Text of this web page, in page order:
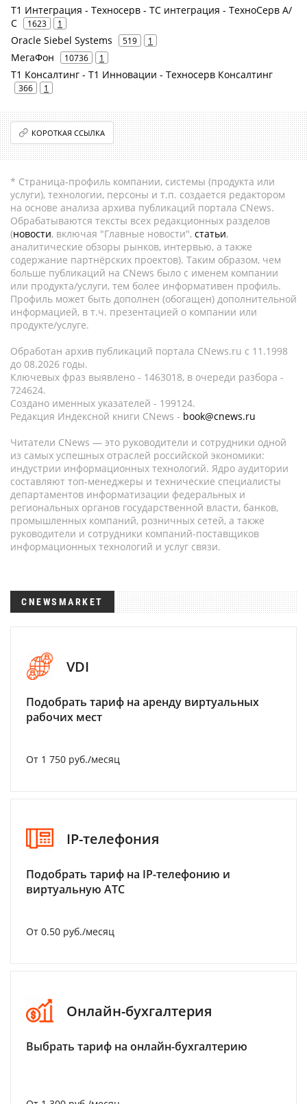
Т1 Интеграция - Техносерв - ТС интеграция - ТехноСерв А/
С
1623 1
Oracle Siebel Systems 519 1
МегаФон 10736 1
Т1 Консалтинг - Т1 Инновации - Техносерв Консалтинг
366 1
КОРОТКАЯ ССЫЛКА
* Страница-профиль компании, системы (продукта или
услуги), технологии, персоны и т.п. создается редактором
на основе анализа архива публикаций портала CNews.
Обрабатываются тексты всех редакционных разделов
(новости, включая "Главные новости", статьи,
аналитические обзоры рынков, интервью, а также
содержание партнёрских проектов). Таким образом, чем
больше публикаций на CNews было с именем компании
или продукта/услуги, тем более информативен профиль.
Профиль может быть дополнен (обогащен) дополнительной
информацией, в т.ч. презентацией о компании или
продукте/услуге.
Обработан архив публикаций портала CNews.ru c 11.1998
до 08.2026 годы.
Ключевых фраз выявлено - 1463018, в очереди разбора -
724624.
Создано именных указателей - 199124.
Редакция Индексной книги CNews - book@cnews.ru
Читатели CNews — это руководители и сотрудники одной
из самых успешных отраслей российской экономики:
индустрии информационных технологий. Ядро аудитории
составляют топ-менеджеры и технические специалисты
департаментов информатизации федеральных и
региональных органов государственной власти, банков,
промышленных компаний, розничных сетей, а также
руководители и сотрудники компаний-поставщиков
информационных технологий и услуг связи.
CNEWSMARKET
VDI
Подобрать тариф на аренду виртуальных
рабочих мест
От 1 750 руб./месяц
IP-телефония
Подобрать тариф на IP-телефонию и
виртуальную АТС
От 0.50 руб./месяц
Онлайн-бухгалтерия
Выбрать тариф на онлайн-бухгалтерию